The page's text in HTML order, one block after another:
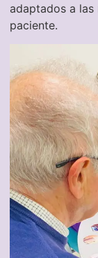
adaptados a
paciente.